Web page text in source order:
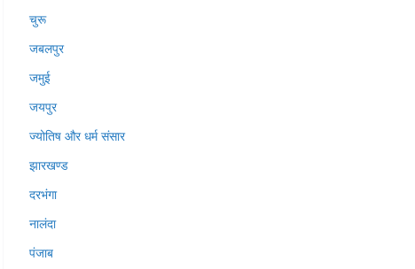
चुरू
जबलपुर
जमुई
जयपुर
ज्योतिष और धर्म संसार
झारखण्ड
दरभंगा
नालंदा
पंजाब